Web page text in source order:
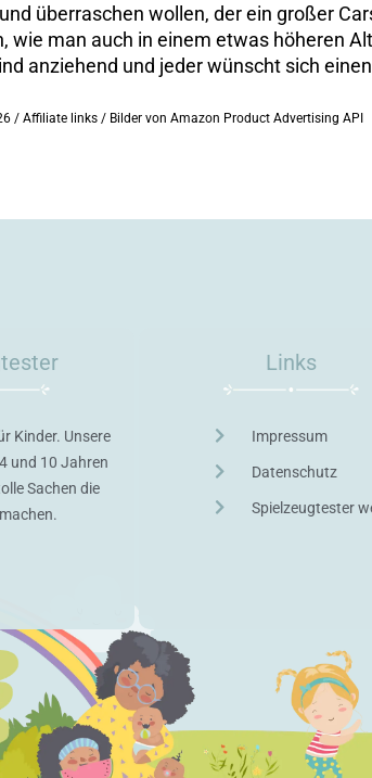
überraschen wollen, der ein großer
wie man auch in einem etwas höheren
anziehend und jeder wünscht sich
/ Affiliate links / Bilder von Amazon Product Advertising API
Kinder. Unsere
und 10 Jahren
Sachen die
Links
Impressum
Datenschutz
Spielzeugtester